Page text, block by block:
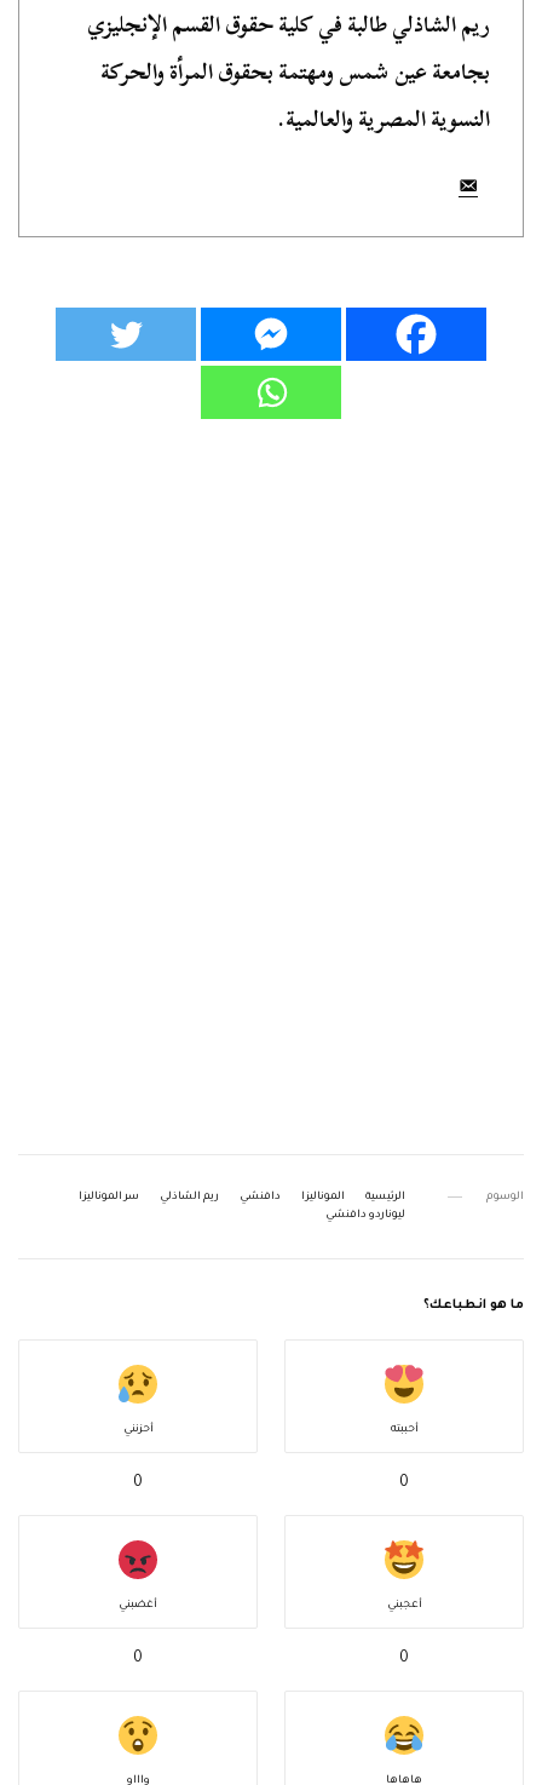
ريم الشاذلي طالبة في كلية حقوق القسم الإنجليزي
بجامعة عين شمس ومهتمة بحقوق المرأة والحركة
النسوية المصرية والعالمية.
الوسوم الرئيسية الموناليزا دافنشي ريم الشاذلي
سر الموناليزا
ليوناردو دافنشي
ما هو انطباعك؟
أحببته
0
أحزنني
0
أعجبني
0
أغضبني
0
هاهاها واااو